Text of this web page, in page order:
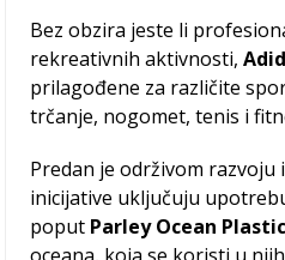
Bez obzira jeste li
rekreativnih aktivnosti,
prilagođene za različite
trčanje, nogomet, tenis i
Predan je održivom
inicijative uključuju
poput Parley Ocean Plastic